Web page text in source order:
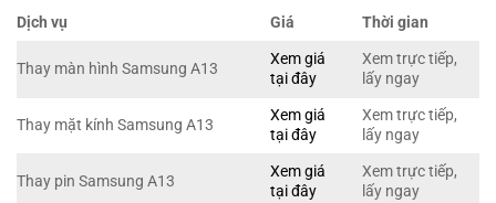
Dịch vụ Giá Thời gian
Thay màn hình Samsung A13
Xem giá
tại đây
Xem trực tiếp,
lấy ngay
Thay mặt kính Samsung A13
Xem giá
tại đây
Xem trực tiếp,
lấy ngay
Thay pin Samsung A13
Xem giá
tại đây
Xem trực tiếp,
lấy ngay